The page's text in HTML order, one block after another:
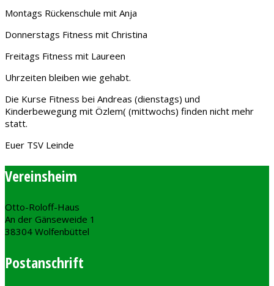
Montags Rückenschule mit Anja
Donnerstags Fitness mit Christina
Freitags Fitness mit Laureen
Uhrzeiten bleiben wie gehabt.
Die Kurse Fitness bei Andreas (dienstags) und
Kinderbewegung mit Özlem( (mittwochs) finden nicht mehr
statt.
Euer TSV Leinde
Vereinsheim
Otto-Roloff-Haus
An der Gänseweide 1
38304 Wolfenbüttel
Postanschrift